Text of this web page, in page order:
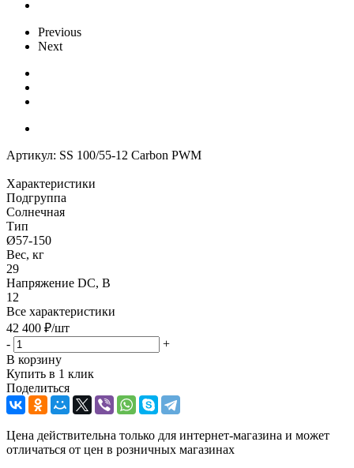
Previous
Next
Артикул: SS 100/55-12 Carbon PWM
Характеристики
Подгруппа
Солнечная
Тип
Ø57-150
Вес, кг
29
Напряжение DC, В
12
Все характеристики
42 400 ₽/шт
-
+
В корзину
Купить в 1 клик
Поделиться
Цена действительна только для интернет-магазина и может
отличаться от цен в розничных магазинах